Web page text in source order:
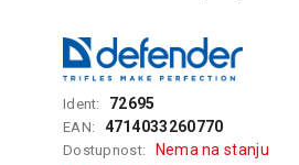
Ident: 72695
EAN: 4714033260770
Dostupnost: Nema na stanju